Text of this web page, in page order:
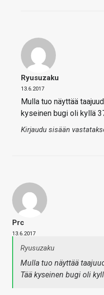
Ryusuzaku
13.6.2017
Mulla tuo näyttää
kyseinen bugi oli kyllä
Kirjaudu sisään
Prc
13.6.2017
Ryusuzaku
Mulla tuo näyttää
Tää kyseinen bugi oli